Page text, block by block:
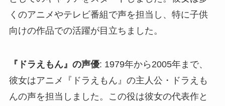
くのアニメやテレビ番組で声を担当し、特に子供
向けの作品での活躍が目立ちました。
『ドラえもん』の声優: 1979年から2005年まで、
彼女はアニメ『ドラえもん』の主人公・ドラえも
んの声を担当しました。この役は彼女の代表作と